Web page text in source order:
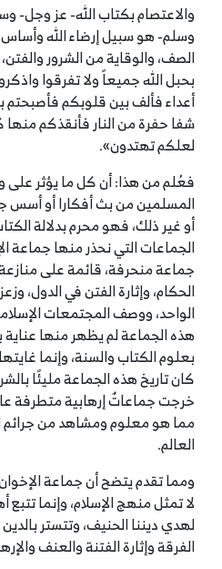
والاعتصام بكتاب الله- عز وجل-
وسلم- هو سبيل إرضاء الله
الصف، والوقاية من الشرور
بحبل الله جميعاً ولا تفرقوا
أعداء فألف بين قلوبكم فأصبحتم
شفا حفرة من النار فأنقذكم منها
لعلكم تهتدون».
فعُلم من هذا: أن كل ما يؤثر على
المسلمين من بث أفكارا أو أسس
أو غير ذلك، فهو محرم بدلالة
الجماعات التي نحذر منها جماعة
جماعة منحرفة، قائمة على
الحكام، وإثارة الفتن في الدول،
الواحد، ووصف المجتمعات
هذه الجماعة لم يظهر منها عناية
بعلوم الكتاب والسنة، وإنما
كان تاريخ هذه الجماعة مليئًا
خرجت جماعاتٌ إرهابية متطرفة
مما هو معلوم ومشاهد من جرائم
العالم.
ومما تقدم يتضح أن جماعة
لا تمثل منهج الإسلام، وإنما تتبع
لهدي ديننا الحنيف، وتتستر
الفرقة وإثارة الفتنة والعنف